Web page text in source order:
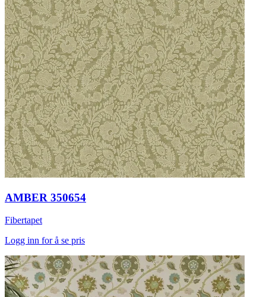
AMBER 350654
Fibertapet
Logg inn for å se pris